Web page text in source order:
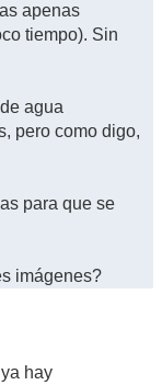
apenas
tiempo). Sin
agua
pero como digo,
para que se
imágenes?
hay